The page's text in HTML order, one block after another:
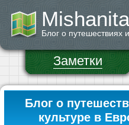
Блог о путешествиях
Заметки
Блог о
культуре в